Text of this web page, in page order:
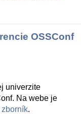
OSSConf
univerzite
Na webe je
zborník.